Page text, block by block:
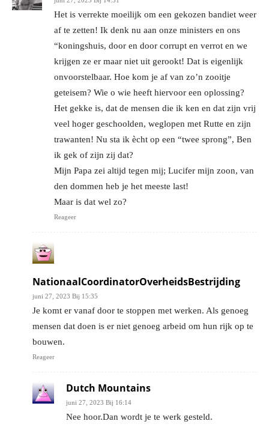
Het is verrekte moeilijk om een gekozen bandiet weer
af te zetten! Ik denk nu aan onze ministers en ons
“koningshuis, door en door corrupt en verrot en we
krijgen ze er maar niet uit gerookt! Dat is eigenlijk
onvoorstelbaar. Hoe kom je af van zo’n zooitje
geteisem? Wie o wie heeft hiervoor een oplossing?
Het gekke is, dat de mensen die ik ken en dat zijn vrij
veel hoger geschoolden, weglopen met Rutte en zijn
trawanten! Nu sta ik ècht op een “twee sprong”, Ben
ik gek of zijn zij dat?
Mijn Papa zei altijd tegen mij; Lucifer mijn zoon, van
den dommen heb je het meeste last!
Maar is dat wel zo?
Reageer
NationaalCoordinatorOverheidsBestrijding
juni 27, 2023 Bij 15:35
Je komt er vanaf door te stoppen met werken. Als genoeg
mensen dat doen is er niet genoeg arbeid om hun rijk op te
bouwen.
Reageer
Dutch Mountains
juni 27, 2023 Bij 16:14
Nee hoor.Dan wordt je te werk gesteld.